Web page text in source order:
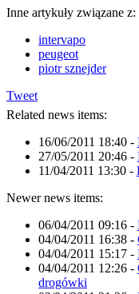
Inne artykuły związane z:
intervapo
peugeot
piotr sznejder
Tweet
Related news items:
16/06/2011 18:40 -
27/05/2011 20:46 -
11/04/2011 13:30 -
Newer news items:
06/04/2011 09:16 -
04/04/2011 16:38 -
04/04/2011 15:17 -
04/04/2011 12:26 -
drogówki